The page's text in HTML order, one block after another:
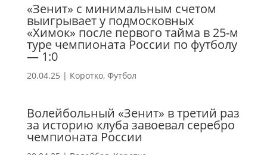
«Зенит» с минимальным счетом
выигрывает у подмосковных
«Химок» после первого тайма в 25-м
туре чемпионата России по футболу
— 1:0
20.04.25 | Коротко, Футбол
Волейбольный «Зенит» в третий раз
за историю клуба завоевал серебро
чемпионата России